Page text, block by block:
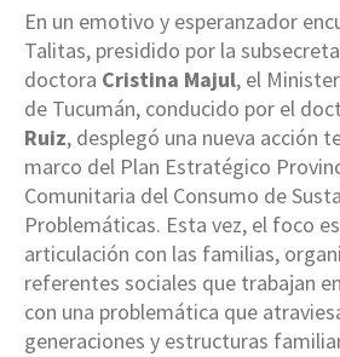
En un emotivo y esperanzador
Talitas, presidido por la
doctora Cristina Majul, el
de Tucumán, conducido por el
Ruiz, desplegó una nueva acción
marco del Plan Estratégico
Comunitaria del Consumo de
Problemáticas. Esta vez, el foco
articulación con las familias,
referentes sociales que trabajan
con una problemática que
generaciones y estructuras